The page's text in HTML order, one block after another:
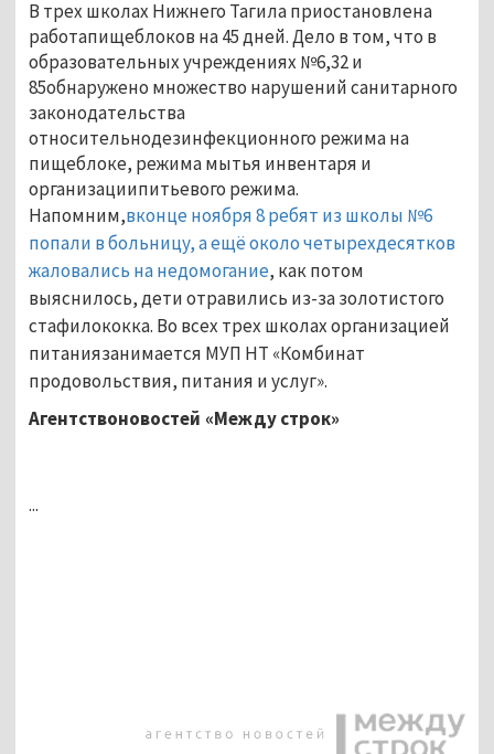
В трех школах Нижнего Тагила приостановлена
работапищеблоков на 45 дней. Дело в том, что в
образовательных учреждениях №6,32 и
85обнаружено множество нарушений санитарного
законодательства
относительнодезинфекционного режима на
пищеблоке, режима мытья инвентаря и
организациипитьевого режима.
Напомним,вконце ноября 8 ребят из школы №6
попали в больницу, а ещё около четырехдесятков
жаловались на недомогание, как потом
выяснилось, дети отравились из-за золотистого
стафилококка. Во всех трех школах организацией
питаниязанимается МУП НТ «Комбинат
продовольствия, питания и услуг».
Агентствоновостей «Между строк»
...